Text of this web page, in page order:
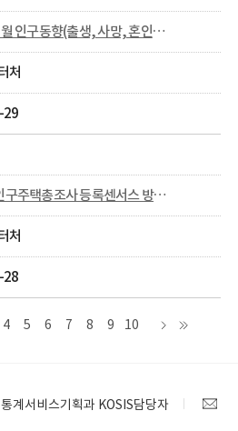
2026년 5월 인구동향(출생, 사망, 혼인, 이혼)
처
29
2025년 인구주택총조사 등록센서스 방식 결과
처
28
4 5 6 7 8 9 10
통계서비스기획과 KOSIS담당자